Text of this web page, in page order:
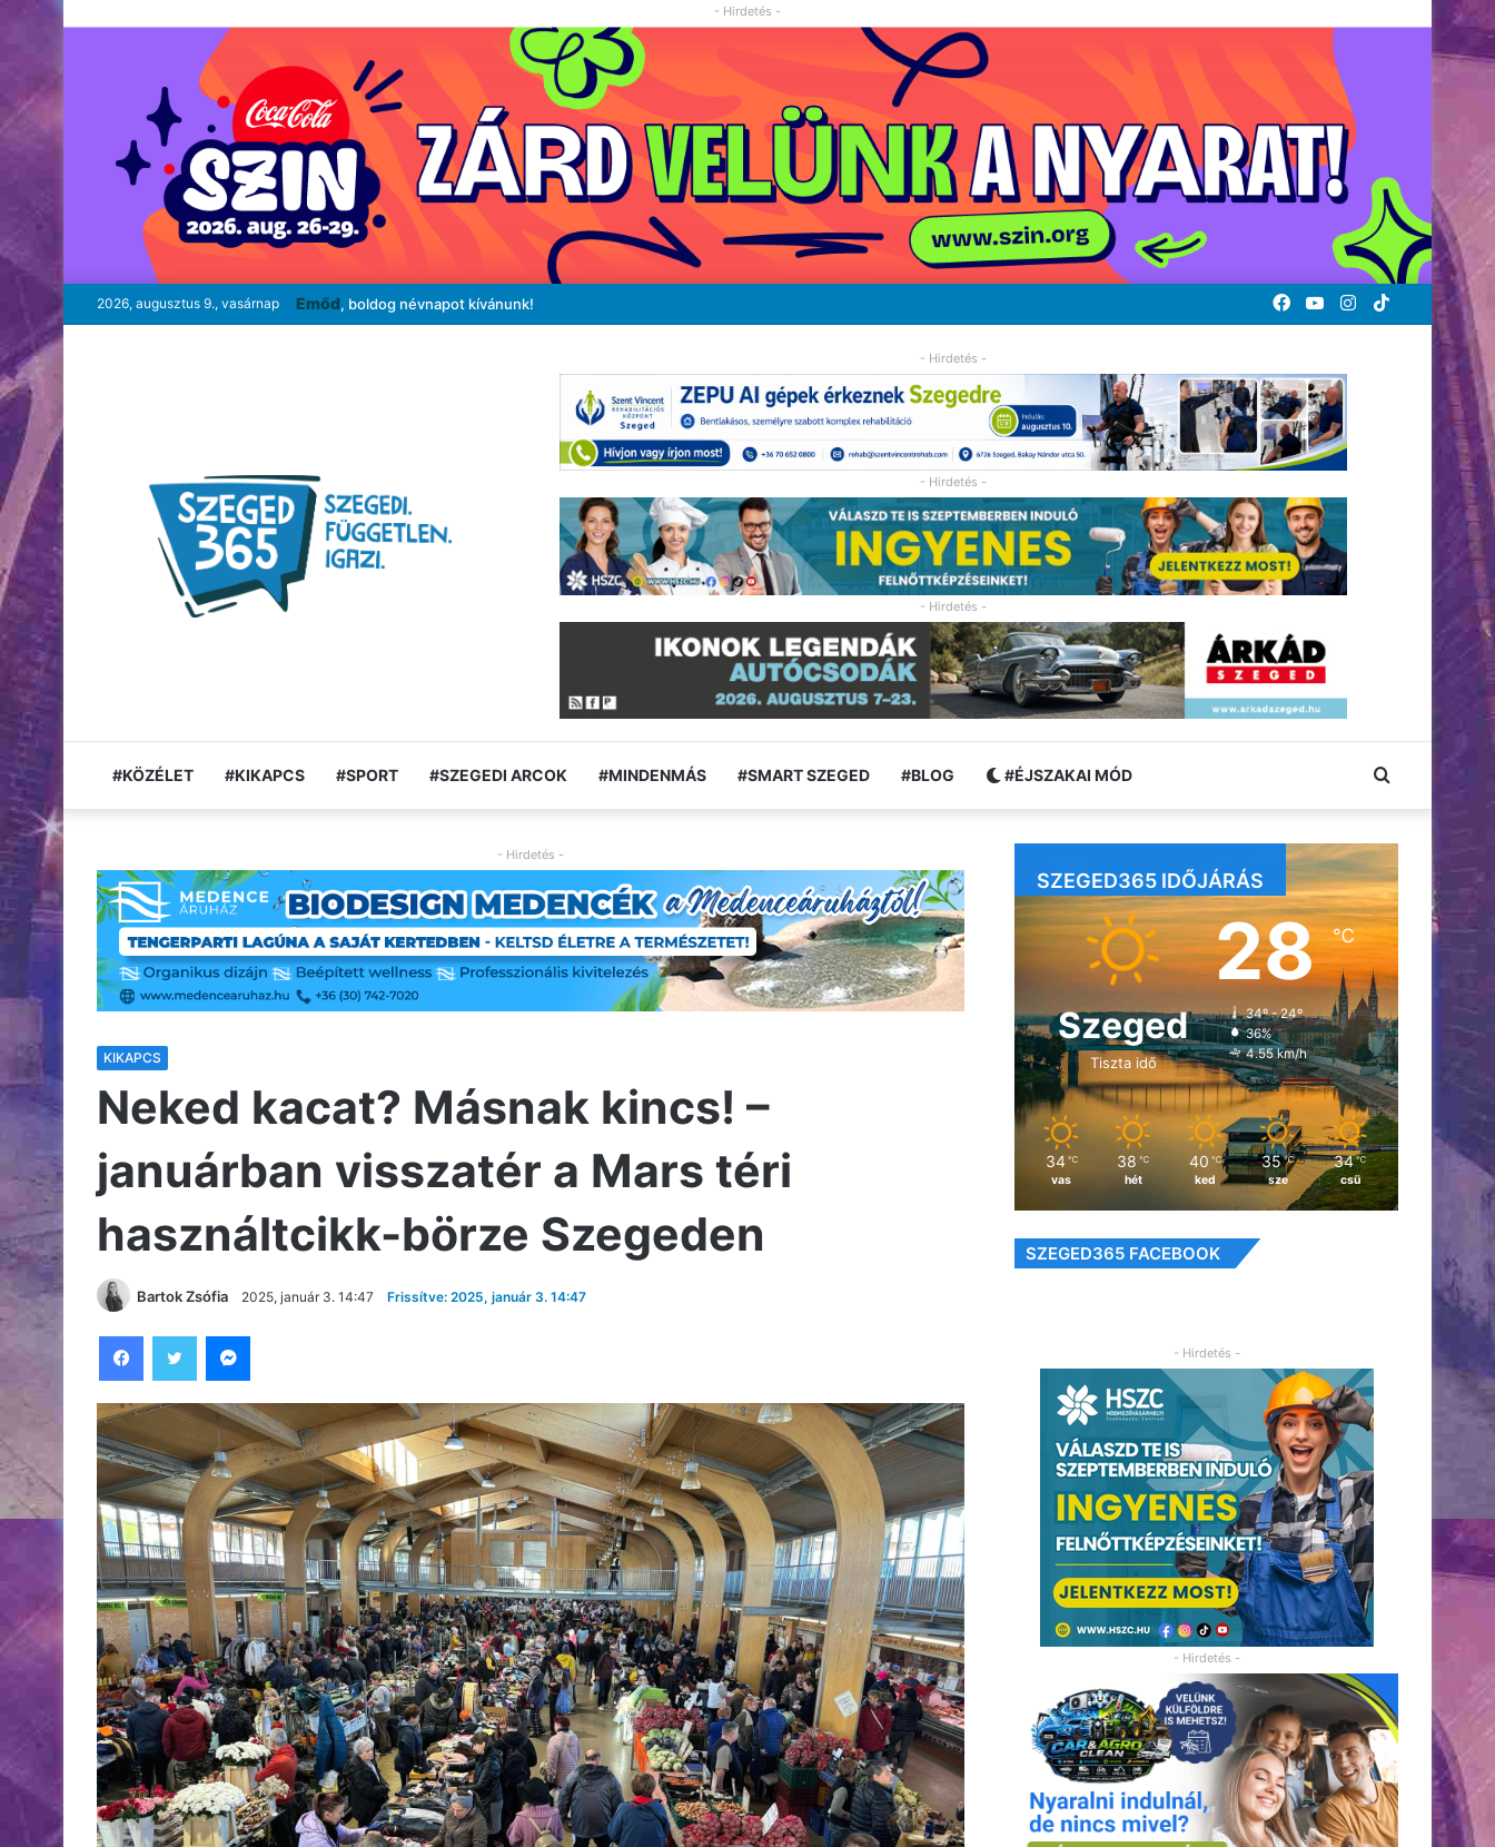
- Hirdetés -
2026, augusztus 9., vasárnap Emőd, boldog névnapot kívánunk! TikTok
Instagram
YouTube
Facebook
- Hirdetés -
- Hirdetés -
- Hirdetés -
#KÖZÉLET #KIKAPCS #SPORT #SZEGEDI ARCOK #MINDENMÁS #SMART SZEGED #BLOG #ÉJSZAKAI MÓD Keresés:
- Hirdetés -
KIKAPCS
Neked kacat? Másnak kincs! –
januárban visszatér a Mars téri
használtcikk-börze Szegeden
Bartok Zsófia 2025, január 3. 14:47 Frissítve: 2025, január 3. 14:47
SZEGED365 IDŐJÁRÁS
Szeged
Tiszta idő
28℃
34º - 24º
36%
4.55 km/h
34 ℃
vas
38 ℃
hét
40 ℃
ked
35 ℃
sze
34 ℃
csü
SZEGED365 FACEBOOK
- Hirdetés -
- Hirdetés -